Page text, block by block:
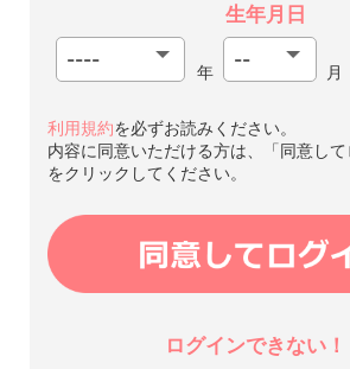
生年月日
年 月
利用規約を必ずお読みください。
内容に同意いただける方は、「同意し
をクリックしてください。
ログインできない！